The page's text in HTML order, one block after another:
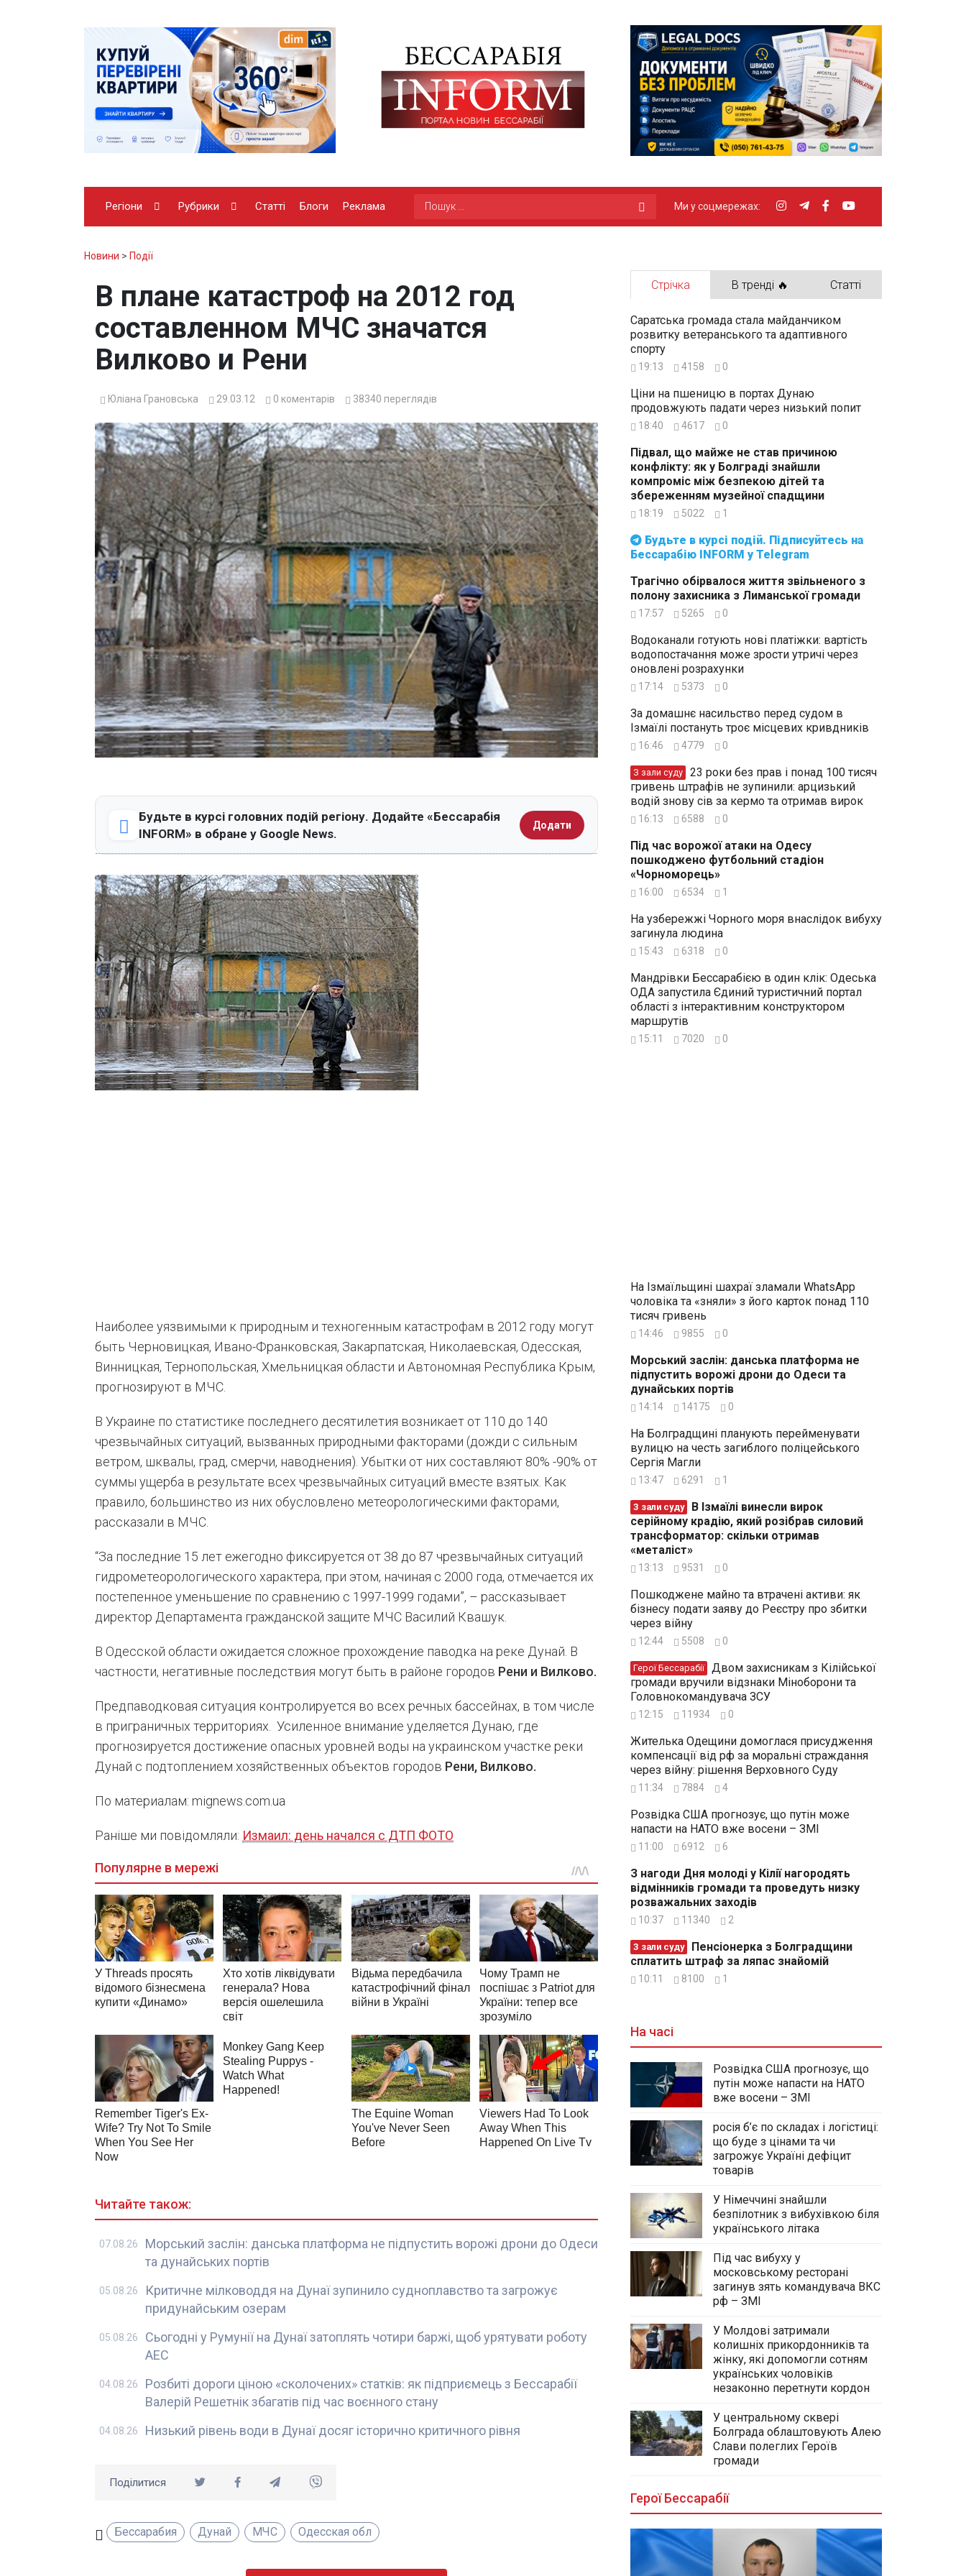
Регіони Рубрики Статті Блоги Реклама Ми у соцмережах:
Новини > Події
В плане катастроф на 2012 год
составленном МЧС значатся
Вилково и Рени
Юліана Грановська 29.03.12 0 коментарів 38340 переглядів
Будьте в курсі головних подій регіону. Додайте «Бессарабія
INFORM» в обране у Google News.
Додати
Наиболее уязвимыми к природным и техногенным катастрофам в 2012 году могут
быть Черновицкая, Ивано-Франковская, Закарпатская, Николаевская, Одесская,
Винницкая, Тернопольская, Хмельницкая области и Автономная Республика Крым,
прогнозируют в МЧС.
В Украине по статистике последнего десятилетия возникает от 110 до 140
чрезвычайных ситуаций, вызванных природными факторами (дожди с сильным
ветром, шквалы, град, смерчи, наводнения). Убытки от них составляют 80% -90% от
суммы ущерба в результате всех чрезвычайных ситуаций вместе взятых. Как
правило, большинство из них обусловлено метеорологическими факторами,
рассказали в МЧС.
“За последние 15 лет ежегодно фиксируется от 38 до 87 чрезвычайных ситуаций
гидрометеорологического характера, при этом, начиная с 2000 года, отмечается их
постепенное уменьшение по сравнению с 1997-1999 годами”, – рассказывает
директор Департамента гражданской защите МЧС Василий Квашук.
В Одесской области ожидается сложное прохождение паводка на реке Дунай. В
частности, негативные последствия могут быть в районе городов Рени и Вилково.
Предпаводковая ситуация контролируется во всех речных бассейнах, в том числе
в приграничных территориях. Усиленное внимание уделяется Дунаю, где
прогнозируется достижение опасных уровней воды на украинском участке реки
Дунай с подтоплением хозяйственных объектов городов Рени, Вилково.
По материалам: mignews.com.ua
Раніше ми повідомляли: Измаил: день начался с ДТП ФОТО
Читайте також:
Морський заслін: данська платформа не підпустить ворожі дрони до Одеси
та дунайських портів
07.08.26
Критичне мілководдя на Дунаї зупинило судноплавство та загрожує
придунайським озерам
05.08.26
Сьогодні у Румунії на Дунаї затоплять чотири баржі, щоб урятувати роботу
АЕС
05.08.26
Розбиті дороги ціною «сколочених» статків: як підприємець з Бессарабії
Валерій Решетнік збагатів під час воєнного стану
04.08.26
Низький рівень води в Дунаї досяг історично критичного рівня
04.08.26
Поділитися
Бессарабия Дунай МЧС Одесская обл
Стрічка В тренді 🔥 Статті
Бессарабію INFORM у Telegram
Саратська громада стала майданчиком
розвитку ветеранського та адаптивного
спорту
19:13 4158 0
Ціни на пшеницю в портах Дунаю
продовжують падати через низький попит
18:40 4617 0
Підвал, що майже не став причиною
конфлікту: як у Болграді знайшли
компроміс між безпекою дітей та
збереженням музейної спадщини
18:19 5022 1
Трагічно обірвалося життя звільненого з
полону захисника з Лиманської громади
17:57 5265 0
Водоканали готують нові платіжки: вартість
водопостачання може зрости утричі через
оновлені розрахунки
17:14 5373 0
За домашнє насильство перед судом в
Ізмаїлі постануть троє місцевих кривдників
16:46 4779 0
З зали суду
гривень штрафів не зупинили: арцизький
водій знову сів за кермо та отримав вирок
16:13 6588 0
Під час ворожої атаки на Одесу
пошкоджено футбольний стадіон
«Чорноморець»
16:00 6534 1
На узбережжі Чорного моря внаслідок вибуху
загинула людина
15:43 6318 0
Мандрівки Бессарабією в один клік: Одеська
ОДА запустила Єдиний туристичний портал
області з інтерактивним конструктором
маршрутів
15:11 7020 0
На Ізмаїльщині шахраї зламали WhatsApp
чоловіка та «зняли» з його карток понад 110
тисяч гривень
14:46 9855 0
Морський заслін: данська платформа не
підпустить ворожі дрони до Одеси та
дунайських портів
14:14 14175 0
На Болградщині планують перейменувати
вулицю на честь загиблого поліцейського
Сергія Магли
13:47 6291 1
З зали суду
серійному крадію, який розібрав силовий
трансформатор: скільки отримав
«металіст»
13:13 9531 0
Пошкоджене майно та втрачені активи: як
бізнесу подати заяву до Реєстру про збитки
через війну
12:44 5508 0
Герої Бессарабії
громади вручили відзнаки Міноборони та
Головнокомандувача ЗСУ
12:15 11934 0
Жителька Одещини домоглася присудження
компенсації від рф за моральні страждання
через війну: рішення Верховного Суду
11:34 7884 4
Розвідка США прогнозує, що путін може
напасти на НАТО вже восени – ЗМІ
11:00 6912 6
З нагоди Дня молоді у Кілії нагородять
відмінників громади та проведуть низку
розважальних заходів
10:37 11340 2
З зали суду
сплатить штраф за ляпас знайомій
10:11 8100 1
На часі
Розвідка США прогнозує, що
путін може напасти на НАТО
вже восени – ЗМІ
росія б’є по складах і логістиці:
що буде з цінами та чи
загрожує Україні дефіцит
товарів
У Німеччині знайшли
безпілотник з вибухівкою біля
українського літака
Під час вибуху у
московському ресторані
загинув зять командувача ВКС
рф – ЗМІ
У Молдові затримали
колишніх прикордонників та
жінку, які допомогли сотням
українських чоловіків
незаконно перетнути кордон
У центральному сквері
Болграда облаштовують Алею
Слави полеглих Героїв
громади
Герої Бессарабії